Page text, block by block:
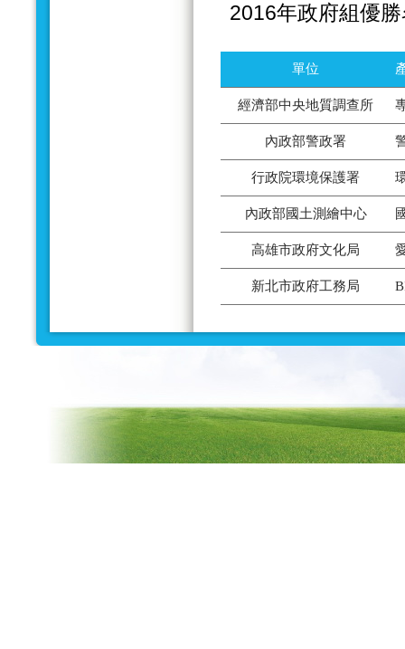
2016年政府組優
單位
經濟部中央地質調查所
內政部警政署
行政院環境保護署
內政部國土測繪中心
高雄市政府文化局
新北市政府工務局